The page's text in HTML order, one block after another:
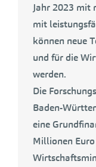
Jahr 2023 mit
mit
können neue
und für die
werden.
Die
Baden-
eine
Millionen